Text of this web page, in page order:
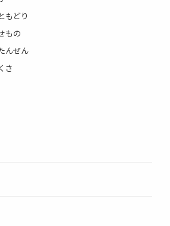
もどり
もの
んぜん
さ